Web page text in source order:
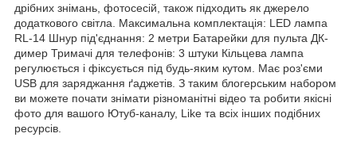
дрібних знімань, фотосесій, також підходить як джерело
додаткового світла. Максимальна комплектація: LED лампа
RL-14 Шнур під'єднання: 2 метри Батарейки для пульта ДК-
димер Тримачі для телефонів: 3 штуки Кільцева лампа
регулюється і фіксується під будь-яким кутом. Має роз'єми
USB для заряджання ґаджетів. З таким блогерським набором
ви можете почати знімати різноманітні відео та робити якісні
фото для вашого Ютуб-каналу, Like та всіх інших подібних
ресурсів.